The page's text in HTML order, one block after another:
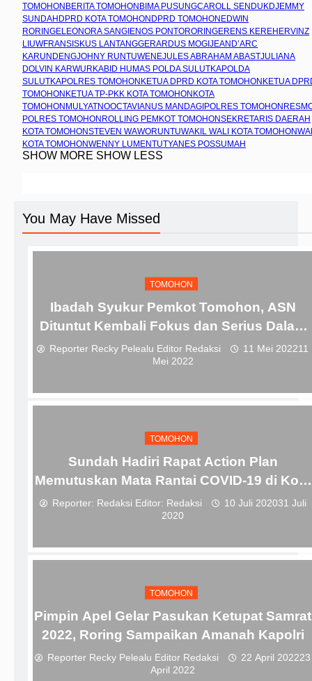
TOMOHON BERITA TOMOHON BIMA PUSUNGCAROLL SENDUKDJEMMY
SUNDAH DPRD KOTA TOMOHON DPRD TOMOHON EDWIN
RORINGELEONORA SANGI ENOS PONTORORINGERENS KEREH ERVINZ
LIUWFRANSISKUS LANTANGGERARDUS MOGI JEAND’ARC
KARUNDENGJOHNY RUNTUWENEJULES ABRAHAM ABASTJULIANA
DOLVIN KARWUR KABID HUMAS POLDA SULUTKAPOLDA
SULUTKAPOLRES TOMOHON KETUA DPRD KOTA TOMOHON KETUA
TOMOHON KETUA TP-PKK KOTA TOMOHON KOTA
TOMOHON MULYATNOOCTAVIANUS MANDAGI POLRES TOMOHON
POLRES TOMOHON ROLLING PEMKOT TOMOHONSEKRETARIS DAERAH
KOTA TOMOHONSTEVEN WAWORUNTUWAKIL WALI KOTA TOMOHON
KOTA TOMOHONWENNY LUMENTUTYANES POSSUMAH
SHOW MORE SHOW LESS
You May Have Missed
TOMOHON
Ibadah Syukur Pemkot Tomohon, ASN
Dituntut Kembali Fokus dan Serius Dalam
Bekerja
Reporter Recky Pelealu Editor Redaksi 11 Mei 202211
Mei 2022
TOMOHON
Sundah Hadiri Rapat Action Plan
Memutuskan Mata Rantai COVID-19 di Kota
Tomohon
Reporter: Redaksi Editor: Redaksi 10 Juli 202031 Juli
2020
TOMOHON
Pimpin Apel Gelar Pasukan Ketupat Samrat
2022, Roring Sampaikan Amanah Kapolri
Reporter Recky Pelealu Editor Redaksi 22 April 202223
April 2022